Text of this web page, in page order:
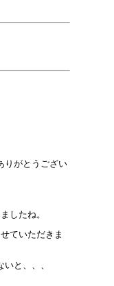
りがとうござい
したね。
ていただきま
と、、、